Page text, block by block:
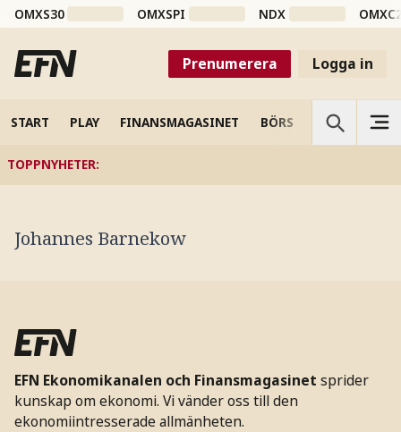
OMXS30 OMXSPI NDX
Prenumerera Logga in
START PLAY FINANSMAGASINET BÖRS VETENSKAP
TOPPNYHETER:
Johannes Barnekow
EFN Ekonomikanalen och Finansmagasinet sprider
kunskap om ekonomi. Vi vänder oss till den
ekonomiintresserade allmänheten.